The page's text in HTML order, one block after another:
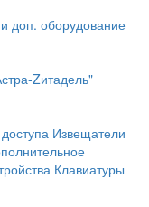
доп. оборудование
Zитадель"
Извещатели
Клавиатуры